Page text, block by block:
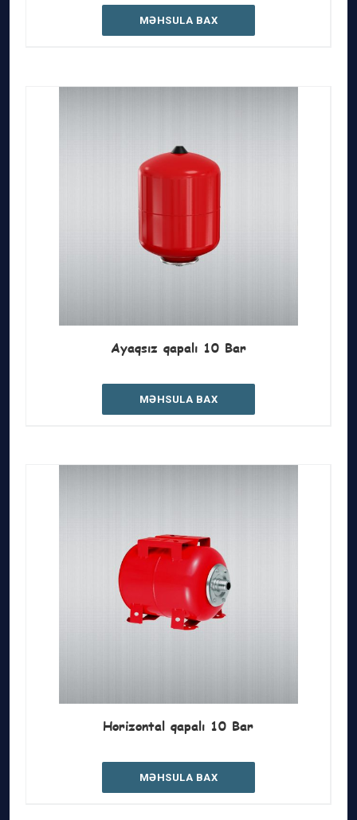
MƏHSULA BAX
Ayaqsız qapalı 10 Bar
MƏHSULA BAX
Horizontal qapalı 10 Bar
MƏHSULA BAX